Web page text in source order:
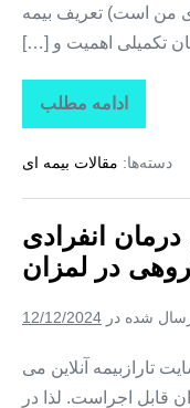
من است) تعریف بیمه
تکمیلی اهمیت و […]
ادامه مطلب
تاراز
بیمه
بیمه
درمان
+
بیمه
درمان
تکمیلی
در
دسته‌ها: مقالات بیمه ای
درمان انفرادی
در لمزان
شده در 12/12/2024
تارازبیمه آنلاین می
قابل اجراست. لذا در